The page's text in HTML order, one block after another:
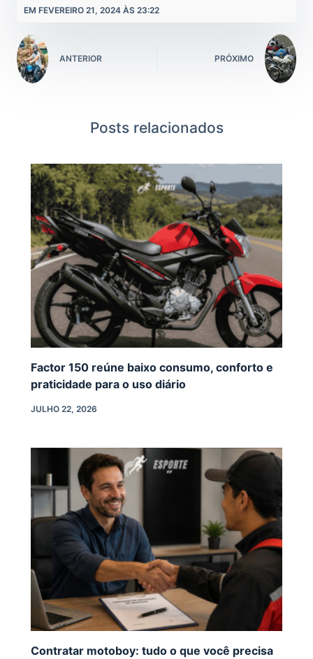
EM FEVEREIRO 21, 2024 ÀS 23:22
ANTERIOR PRÓXIMO
Posts relacionados
Factor 150 reúne baixo consumo, conforto e
praticidade para o uso diário
JULHO 22, 2026
Contratar motoboy: tudo o que você precisa